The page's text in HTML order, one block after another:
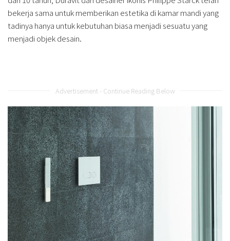
bekerja sama untuk memberikan estetika di kamar mandi yang
tadinya hanya untuk kebutuhan biasa menjadi sesuatu yang
menjadi objek desain.
Advertisement - Continue Reading Below